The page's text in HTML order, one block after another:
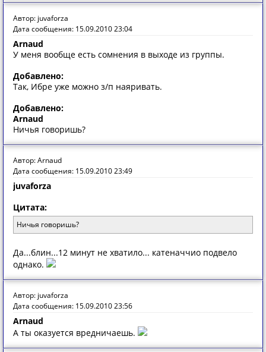
Автор: juvaforza
Дата сообщения: 15.09.2010 23:04
Arnaud
У меня вообще есть сомнения в выходе из группы.
Добавлено:
Так, Ибре уже можно з/п наяривать.
Добавлено:
Arnaud
Ничья говоришь?
Автор: Arnaud
Дата сообщения: 15.09.2010 23:49
juvaforza
Цитата:
Ничья говоришь?
Да...блин...12 минут не хватило... катеначчио подвело
однако.
Автор: juvaforza
Дата сообщения: 15.09.2010 23:56
Arnaud
А ты оказуется вредничаешь.